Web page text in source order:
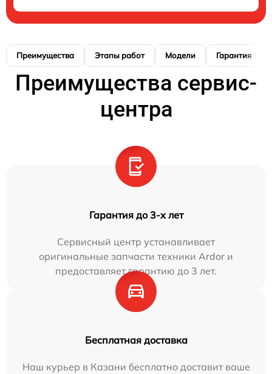
Преимущества Этапы работ Модели Гарантия
Преимущества сервис-
центра
Гарантия до 3-х лет
Сервисный центр устанавливает
оригинальные запчасти техники Ardor и
предоставляет гарантию до 3 лет.
Бесплатная доставка
Наш курьер в Казани бесплатно доставит ваше